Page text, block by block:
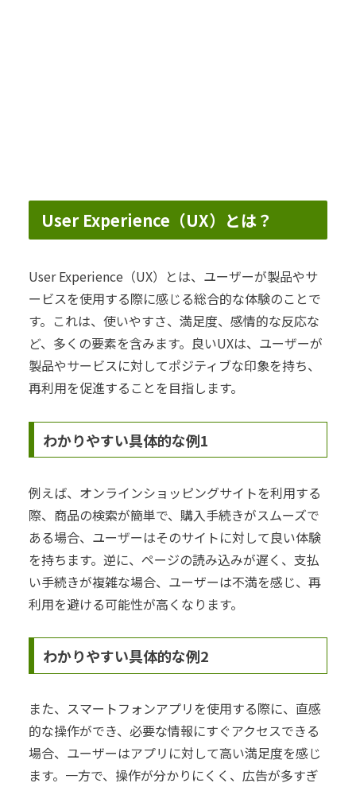
User Experience（UX）とは？
User Experience（UX）とは、ユーザーが製品やサ
ービスを使用する際に感じる総合的な体験のことで
す。これは、使いやすさ、満足度、感情的な反応な
ど、多くの要素を含みます。良いUXは、ユーザーが
製品やサービスに対してポジティブな印象を持ち、
再利用を促進することを目指します。
わかりやすい具体的な例1
例えば、オンラインショッピングサイトを利用する
際、商品の検索が簡単で、購入手続きがスムーズで
ある場合、ユーザーはそのサイトに対して良い体験
を持ちます。逆に、ページの読み込みが遅く、支払
い手続きが複雑な場合、ユーザーは不満を感じ、再
利用を避ける可能性が高くなります。
わかりやすい具体的な例2
また、スマートフォンアプリを使用する際に、直感
的な操作ができ、必要な情報にすぐアクセスできる
場合、ユーザーはアプリに対して高い満足度を感じ
ます。一方で、操作が分かりにくく、広告が多すぎ